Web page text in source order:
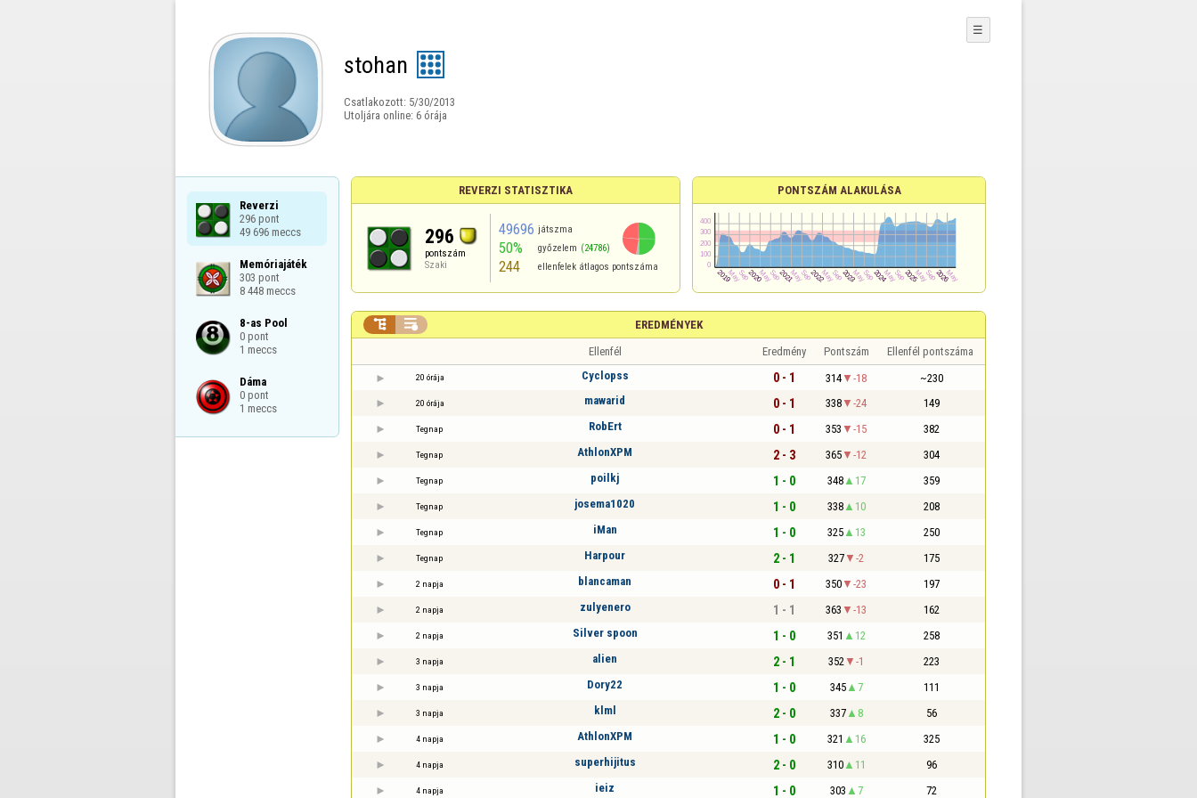
stohan
Csatlakozott: 5/30/2013
Utoljára online: 6 órája
☰
Reverzi
296 pont
49 696 meccs
Memóriajáték
303 pont
8 448 meccs
8-as Pool
0 pont
1 meccs
Dáma
0 pont
1 meccs
REVERZI STATISZTIKA
296
pontszám
Szaki
49696 játszma
50% győzelem (24786)
244 ellenfelek átlagos pontszáma
PONTSZÁM ALAKULÁSA
EREDMÉNYEK
 
Ellenfél Eredmény Pontszám Ellenfél pontszáma
20 órája Cyclopss 0 - 1 314 -18 ~230
20 órája mawarid 0 - 1 338 -24 149
Tegnap RobErt 0 - 1 353 -15 382
Tegnap AthlonXPM 2 - 3 365 -12 304
Tegnap poilkj 1 - 0 348 17 359
Tegnap josema1020 1 - 0 338 10 208
Tegnap iMan 1 - 0 325 13 250
Tegnap Harpour 2 - 1 327 -2 175
2 napja blancaman 0 - 1 350 -23 197
2 napja zulyenero 1 - 1 363 -13 162
2 napja Silver spoon 1 - 0 351 12 258
3 napja alien 2 - 1 352 -1 223
3 napja Dory22 1 - 0 345 7 111
3 napja klml 2 - 0 337 8 56
4 napja AthlonXPM 1 - 0 321 16 325
4 napja superhijitus 2 - 0 310 11 96
4 napja ieiz 1 - 0 303 7 72